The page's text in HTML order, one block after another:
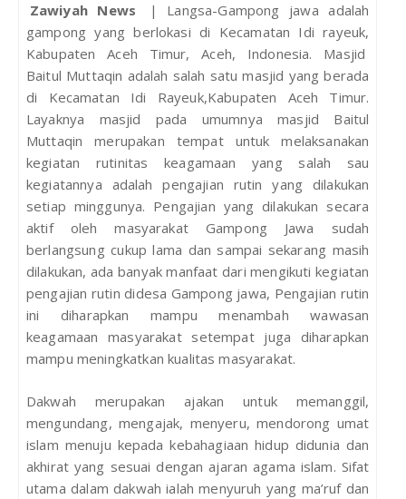
Zawiyah News
| Langsa-Gampong jawa adalah
gampong yang berlokasi di Kecamatan Idi rayeuk,
Kabupaten Aceh Timur, Aceh, Indonesia. Masjid
Baitul Muttaqin adalah salah satu masjid yang berada
di Kecamatan Idi Rayeuk,Kabupaten Aceh Timur.
Layaknya masjid pada umumnya masjid Baitul
Muttaqin merupakan tempat untuk melaksanakan
kegiatan rutinitas keagamaan yang salah sau
kegiatannya adalah pengajian rutin yang dilakukan
setiap minggunya. Pengajian yang dilakukan secara
aktif oleh masyarakat Gampong Jawa sudah
berlangsung cukup lama dan sampai sekarang masih
dilakukan, ada banyak manfaat dari mengikuti kegiatan
pengajian rutin didesa Gampong jawa, Pengajian rutin
ini diharapkan mampu menambah wawasan
keagamaan masyarakat setempat juga diharapkan
mampu meningkatkan kualitas masyarakat.
Dakwah merupakan ajakan untuk memanggil,
mengundang, mengajak, menyeru, mendorong umat
islam menuju kepada kebahagiaan hidup didunia dan
akhirat yang sesuai dengan ajaran agama islam. Sifat
utama dalam dakwah ialah menyuruh yang ma’ruf dan